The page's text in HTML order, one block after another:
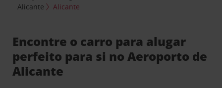
Alicante
Alicante
Encontre o carro para alugar
perfeito para si no Aeroporto de
Alicante